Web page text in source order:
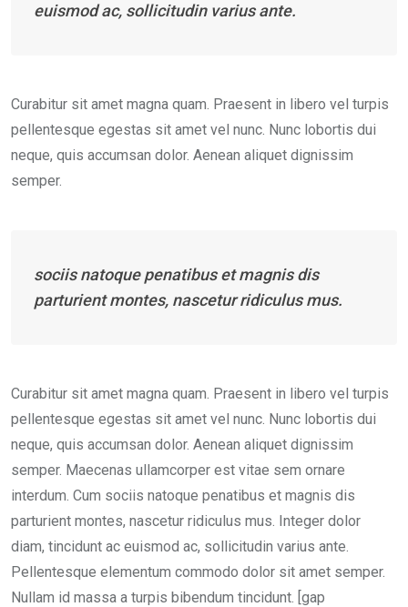
euismod ac, sollicitudin varius ante.
Curabitur sit amet magna quam. Praesent in libero vel turpis
pellentesque egestas sit amet vel nunc. Nunc lobortis dui
neque, quis accumsan dolor. Aenean aliquet dignissim
semper.
sociis natoque penatibus et magnis dis
parturient montes, nascetur ridiculus mus.
Curabitur sit amet magna quam. Praesent in libero vel turpis
pellentesque egestas sit amet vel nunc. Nunc lobortis dui
neque, quis accumsan dolor. Aenean aliquet dignissim
semper. Maecenas ullamcorper est vitae sem ornare
interdum. Cum sociis natoque penatibus et magnis dis
parturient montes, nascetur ridiculus mus. Integer dolor
diam, tincidunt ac euismod ac, sollicitudin varius ante.
Pellentesque elementum commodo dolor sit amet semper.
Nullam id massa a turpis bibendum tincidunt. [gap